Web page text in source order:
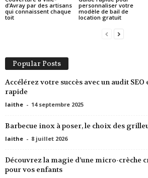
d’Avray par des artisans
qui connaissent chaque
toit
personnaliser votre
modèle de bail de
location gratuit
Popular Posts
Accélérez votre succès avec un audit
rapide
laithe - 14 septembre 2025
Barbecue inox à poser, le choix des
laithe - 8 juillet 2026
Découvrez la magie d’une micro-crèche
pour vos enfants